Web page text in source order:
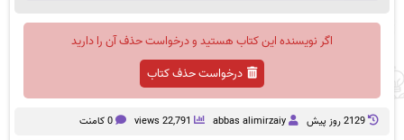
اگر نویسنده این کتاب هستید و درخواست حذف آن را دارید
درخواست حذف کتاب
2129 روز پيش abbas alimirzaiy
22,791 views 0 کامنت